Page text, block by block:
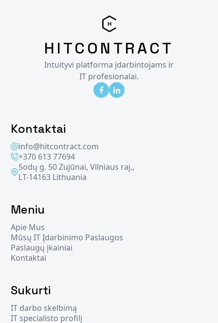
HITCONTRACT
Intuityvi platforma įdarbintojams ir
IT profesionalai.
Kontaktai
info@hitcontract.com
+370 613 77694
Sodų g. 50 Zujūnai, Vilniaus raj.,
LT-14163 Lithuania
Meniu
Apie Mus
Mūsų IT Įdarbinimo Paslaugos
Paslaugų įkainiai
Kontaktai
Sukurti
IT darbo skelbimą
IT specialisto profilį